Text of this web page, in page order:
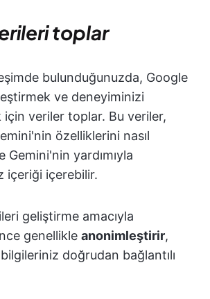
toplar
bulunduğunuzda, Google
ve deneyiminizi
için veriler toplar. Bu veriler,
özelliklerini nasıl
Gemini'nin yardımıyla
içeriği içerebilir.
geliştirme amacıyla
genellikle anonimleştirir,
doğrudan bağlantılı